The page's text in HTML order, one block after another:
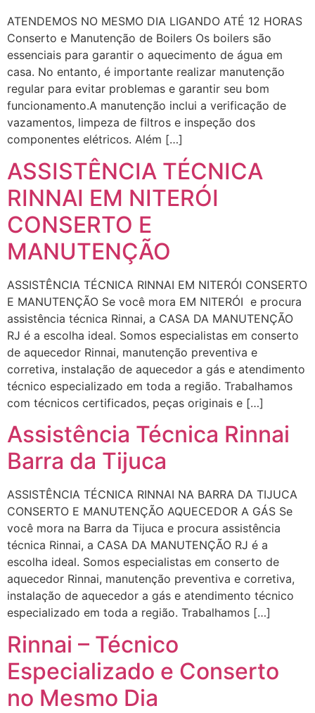
ATENDEMOS NO MESMO DIA LIGANDO ATÉ 12 HORAS
Conserto e Manutenção de Boilers Os boilers são
essenciais para garantir o aquecimento de água em
casa. No entanto, é importante realizar manutenção
regular para evitar problemas e garantir seu bom
funcionamento.A manutenção inclui a verificação de
vazamentos, limpeza de filtros e inspeção dos
componentes elétricos. Além […]
ASSISTÊNCIA TÉCNICA
RINNAI EM NITERÓI
CONSERTO E
MANUTENÇÃO
ASSISTÊNCIA TÉCNICA RINNAI EM NITERÓI CONSERTO
E MANUTENÇÃO Se você mora EM NITERÓI e procura
assistência técnica Rinnai, a CASA DA MANUTENÇÃO
RJ é a escolha ideal. Somos especialistas em conserto
de aquecedor Rinnai, manutenção preventiva e
corretiva, instalação de aquecedor a gás e atendimento
técnico especializado em toda a região. Trabalhamos
com técnicos certificados, peças originais e […]
Assistência Técnica Rinnai
Barra da Tijuca
ASSISTÊNCIA TÉCNICA RINNAI NA BARRA DA TIJUCA
CONSERTO E MANUTENÇÃO AQUECEDOR A GÁS Se
você mora na Barra da Tijuca e procura assistência
técnica Rinnai, a CASA DA MANUTENÇÃO RJ é a
escolha ideal. Somos especialistas em conserto de
aquecedor Rinnai, manutenção preventiva e corretiva,
instalação de aquecedor a gás e atendimento técnico
especializado em toda a região. Trabalhamos […]
Rinnai – Técnico
Especializado e Conserto
no Mesmo Dia